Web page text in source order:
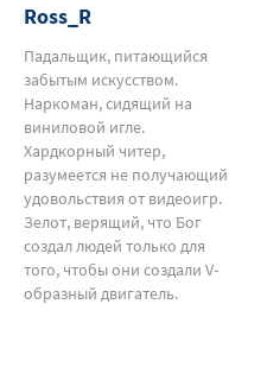
Ross_R
Падальщик, питающийся
забытым искусством.
Наркоман, сидящий на
виниловой игле.
Хардкорный читер,
разумеется не получающий
удовольствия от видеоигр.
Зелот, верящий, что Бог
создал людей только для
того, чтобы они создали V-
образный двигатель.